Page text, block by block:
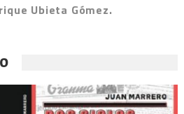
Ubieta Gómez.